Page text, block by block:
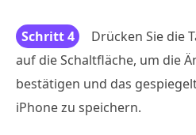
Schritt 4 Drücken Sie die
auf die Schaltfläche, um die
bestätigen und das
iPhone zu speichern.